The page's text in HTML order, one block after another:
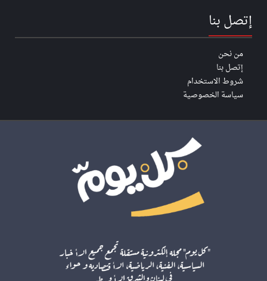
إتصل بنا
من نحن
إتصل بنا
شروط الاستخدام
سياسة الخصوصية